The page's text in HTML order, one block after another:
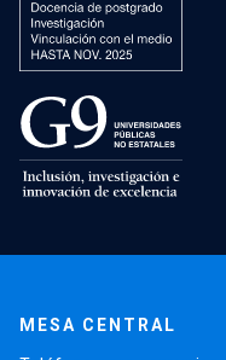
MESA CENTRAL